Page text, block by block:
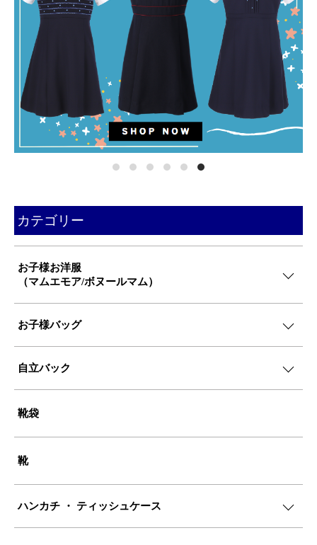
カテゴリー
お子様お洋服
（マムエモア/ボヌールマム）
お子様バッグ
自立バック
靴袋
靴
ハンカチ ・ ティッシュケース